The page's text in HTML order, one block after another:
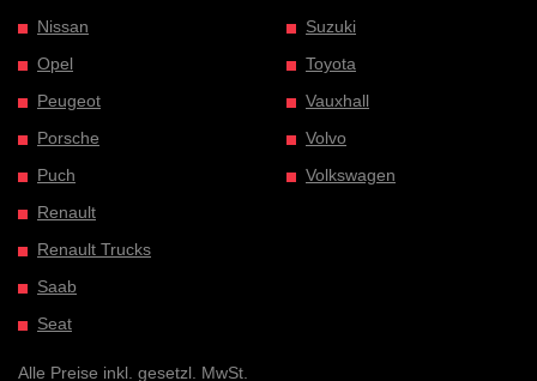
Nissan
Opel
Peugeot
Porsche
Puch
Renault
Renault Trucks
Saab
Seat
Suzuki
Toyota
Vauxhall
Volvo
Volkswagen
Alle Preise inkl. gesetzl. MwSt.